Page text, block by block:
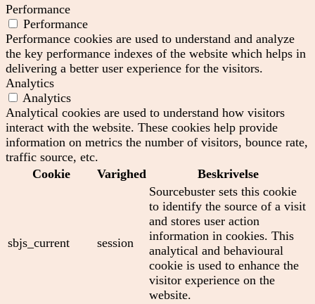
Performance
Performance
Performance cookies are used to understand and analyze
the key performance indexes of the website which helps in
delivering a better user experience for the visitors.
Analytics
Analytics
Analytical cookies are used to understand how visitors
interact with the website. These cookies help provide
information on metrics the number of visitors, bounce rate,
traffic source, etc.
Cookie
Varighed Beskrivelse
sbjs_current session
Sourcebuster sets this cookie
to identify the source of a visit
and stores user action
information in cookies. This
analytical and behavioural
cookie is used to enhance the
visitor experience on the
website.